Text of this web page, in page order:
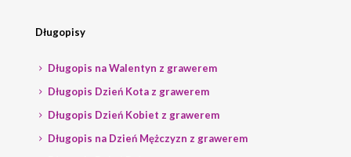
Długopisy
Długopis na Walentyn z grawerem
Długopis Dzień Kota z grawerem
Długopis Dzień Kobiet z grawerem
Długopis na Dzień Mężczyzn z grawerem